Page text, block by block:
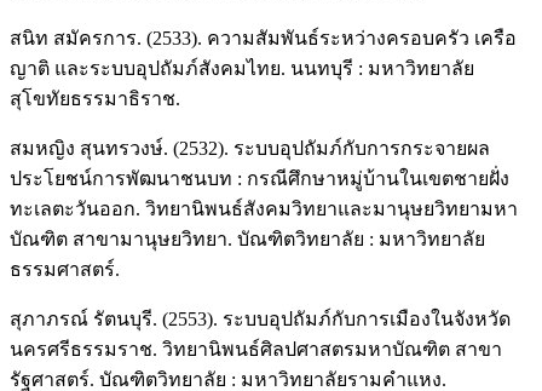
สนิท สมัครการ. (2533). ความสัมพันธ์ระหว่างครอบครัว เครือ
ญาติ และระบบอุปถัมภ์สังคมไทย. นนทบุรี : มหาวิทยาลัย
สุโขทัยธรรมาธิราช.
สมหญิง สุนทรวงษ์. (2532). ระบบอุปถัมภ์กับการกระจายผล
ประโยชน์การพัฒนาชนบท : กรณีศึกษาหมู่บ้านในเขตชายฝั่ง
ทะเลตะวันออก. วิทยานิพนธ์สังคมวิทยาและมานุษยวิทยามหา
บัณฑิต สาขามานุษยวิทยา. บัณฑิตวิทยาลัย : มหาวิทยาลัย
ธรรมศาสตร์.
สุภาภรณ์ รัตนบุรี. (2553). ระบบอุปถัมภ์กับการเมืองในจังหวัด
นครศรีธรรมราช. วิทยานิพนธ์ศิลปศาสตรมหาบัณฑิต สาขา
รัฐศาสตร์. บัณฑิตวิทยาลัย : มหาวิทยาลัยรามคำแหง.